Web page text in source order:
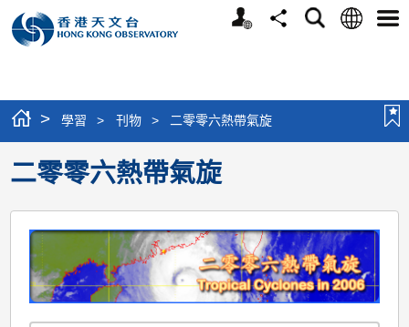
個
分
搜
語
選
> 學習 > 刊物 > 二零零六熱帶氣旋
二零零六熱帶氣旋